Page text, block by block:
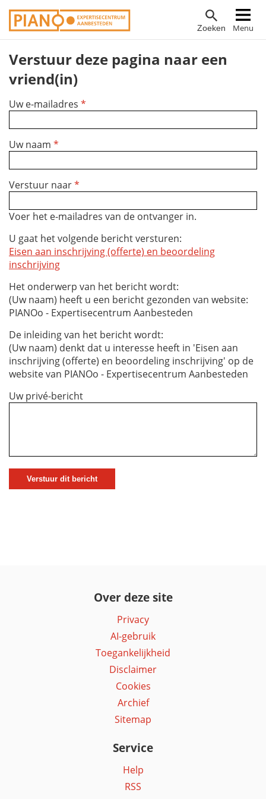
Overslaan
en
de
inhoud
gaan
Zoeken Menu
Hoofdnavigatie
Verstuur deze pagina naar een
vriend(in)
Uw e-mailadres *
Uw naam *
Verstuur naar*
Voer het e-mailadres van de ontvanger in.
U gaat het volgende bericht versturen:
Eisen aan inschrijving (offerte) en beoordeling
inschrijving
Het onderwerp van het bericht wordt:
(Uw naam) heeft u een bericht gezonden van website:
PIANOo - Expertisecentrum Aanbesteden
De inleiding van het bericht wordt:
(Uw naam) denkt dat u interesse heeft in 'Eisen aan
inschrijving (offerte) en beoordeling inschrijving' op de
website van PIANOo - Expertisecentrum Aanbesteden
Uw privé-bericht
Over deze site
Privacy
AI-gebruik
Toegankelijkheid
Disclaimer
Cookies
Archief
Sitemap
Service
Help
RSS